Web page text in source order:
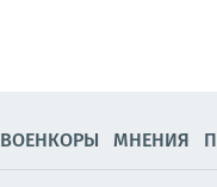
ВОЕНКОРЫ МНЕНИЯ